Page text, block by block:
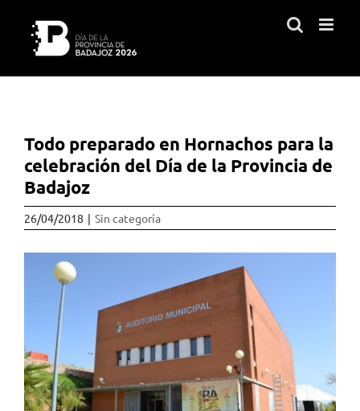
contenido
Todo preparado en Hornachos para la
celebración del Día de la Provincia de
Badajoz
26/04/2018 | Sin categoría